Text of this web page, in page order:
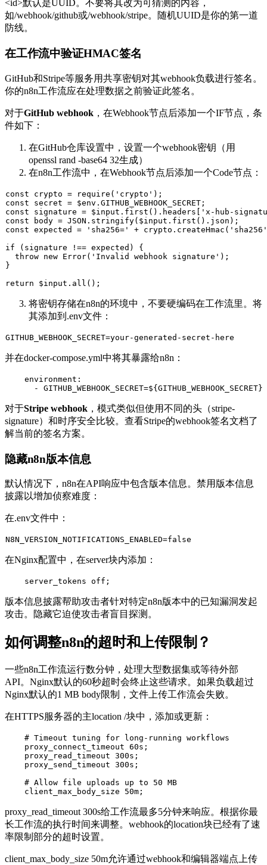
<id>默认是UUID。不要将其改为可猜测的内容，
如/webhook/github或/webhook/stripe。随机UUID是你的第一道
防线。
在工作流中验证HMAC签名
GitHub和Stripe等服务用共享密钥对其webhook负载进行签名。
你的n8n工作流应在处理数据之前验证此签名。
对于GitHub webhook ，在Webhook节点后添加一个IF节点，条
件如下：
在GitHub仓库设置中，设置一个webhook密钥（用
openssl rand -base64 32生成）
在n8n工作流中，在Webhook节点后添加一个Code节点：
const crypto = require ( 'crypto'
const secret = $env. GITHUB_WEBHOOK_SECRET
const signature = $input. first (). headers
'x-hub-
const body = JSON . stringify($input. first (). json
const expected = 'sha256=' + crypto. createHmac ( 'sha256'
if (signature !== expected) {
throw new Error( 'Invalid webhook signature' );
}
return $input. all
将密钥存储在n8n的环境中，不要硬编码在工作流里。将
其添加到 .env文件：
并在docker-compose.yml中将其暴露给n8n：
environment:
-
GITHUB_WEBHOOK_SECRET=${GITHUB_WEBHOOK_SECRET}
对于Stripe webhook ，模式类似但使用不同的头（stripe-
signature）和时序安全比较。查看Stripe的webhook签名文档了
解当前的签名方案。
隐藏n8n版本信息
默认情况下，n8n在API响应中包含版本信息。禁用版本信息
披露以增加侦察难度：
在.env文件中：
N8N_VERSION_NOTIFICATIONS_ENABLED=false
在Nginx配置中，在server块内添加：
版本信息披露帮助攻击者针对特定n8n版本中的已知漏洞发起
攻击。隐藏它迫使攻击者盲目探测。
如何调整n8n的超时和上传限制？
一些n8n工作流运行数分钟，处理大型数据集或等待外部
API。Nginx默认的60秒超时会终止这些请求。如果负载超过
Nginx默认的1 MB body限制，文件上传工作流会失败。
在HTTPS服务器的主location /块中，添加或更新：
    # Timeout tuning for long-running workflows
    proxy_connect_timeout 60s;
    proxy_read_timeout 300s;
    proxy_send_timeout 300s;
    # Allow file uploads up to 50 MB
proxy_read_timeout 300s给工作流最多5分钟来响应。根据你最
长工作流的执行时间来调整。webhook的location块已经有了速
率限制部分的超时设置。
client_max_body_size 50m允许通过webhook和编辑器端点上传